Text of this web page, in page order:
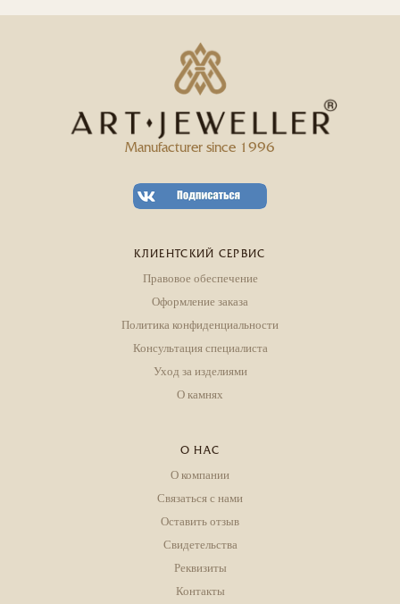
Manufacturer since 1996
КЛИЕНТСКИЙ СЕРВИС
Правовое обеспечение
Оформление заказа
Политика конфиденциальности
Консультация специалиста
Уход за изделиями
О камнях
О НАС
О компании
Связаться с нами
Оставить отзыв
Свидетельства
Реквизиты
Контакты